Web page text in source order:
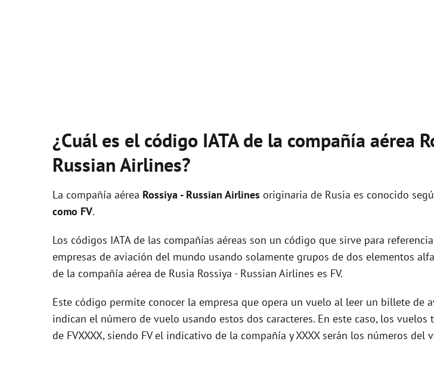
¿Cuál es el código IATA de la compañía aérea
Russian Airlines?
La compañía aérea Rossiya - Russian Airlines originaria de Rusia es conocido
como FV.
Los códigos IATA de las compañías aéreas son un código que sirve para
empresas de aviación del mundo usando solamente grupos de dos elementos
de la compañía aérea de Rusia Rossiya - Russian Airlines es FV.
Este código permite conocer la empresa que opera un vuelo al leer un billete de
indican el número de vuelo usando estos dos caracteres. En este caso, los vuelos
de FVXXXX, siendo FV el indicativo de la compañía y XXXX serán los números del